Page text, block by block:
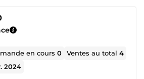
en cours0 Ventes au total4
2024